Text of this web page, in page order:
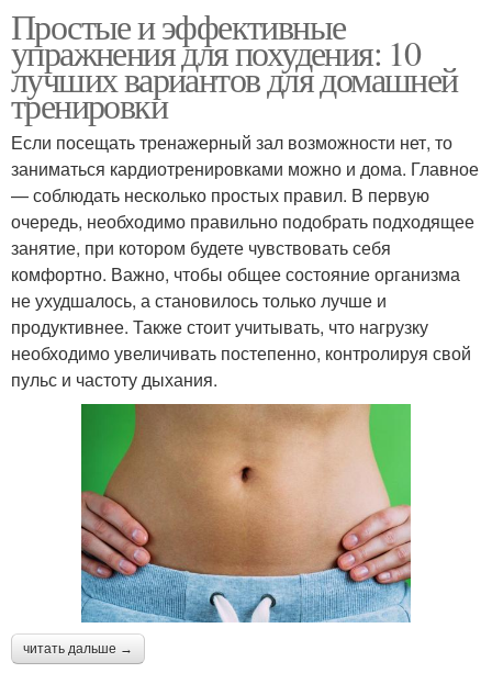
Простые и эффективные
упражнения для похудения: 10
лучших вариантов для домашней
тренировки
Если посещать тренажерный зал возможности нет, то
заниматься кардиотренировками можно и дома. Главное
— соблюдать несколько простых правил. В первую
очередь, необходимо правильно подобрать подходящее
занятие, при котором будете чувствовать себя
комфортно. Важно, чтобы общее состояние организма
не ухудшалось, а становилось только лучше и
продуктивнее. Также стоит учитывать, что нагрузку
необходимо увеличивать постепенно, контролируя свой
пульс и частоту дыхания.
читать дальше →